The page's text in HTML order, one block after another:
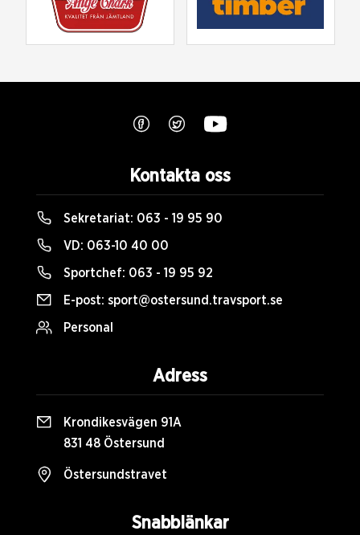
Snabblänkar
Kontakta oss
Sekretariat: 063 - 19 95 90
VD: 063-10 40 00
Sportchef: 063 - 19 95 92
E-post: sport@ostersund.travsport.se
Personal
Adress
Krondikesvägen 91A
831 48 Östersund
Östersundstravet